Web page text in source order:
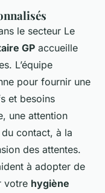
le secteur Le
GP accueille
L’équipe
pour fournir une
et besoins
une attention
contact, à la
des attentes.
à adopter de
votre hygiène